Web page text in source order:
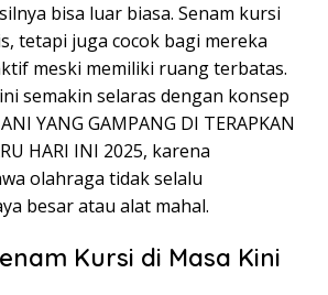
bisa luar biasa. Senam kursi
tetapi juga cocok bagi mereka
meski memiliki ruang terbatas.
semakin selaras dengan konsep
YANG GAMPANG DI TERAPKAN
HARI INI 2025, karena
olahraga tidak selalu
besar atau alat mahal.
Kursi di Masa Kini